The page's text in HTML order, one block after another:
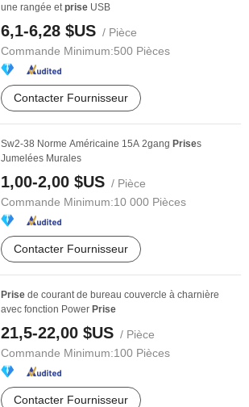
une rangée etprise USB
6,1-6,28 $US / Pièce
Commande Minimum:500 Pièces
Contacter Fournisseur
Sw2-38 Norme Américaine 15A 2gang Prises
Jumelées Murales
1,00-2,00 $US / Pièce
Commande Minimum:10 000 Pièces
Contacter Fournisseur
Prise de courant de bureau couvercle à charnière
avec fonction Power Prise
21,5-22,00 $US / Pièce
Commande Minimum:100 Pièces
Contacter Fournisseur